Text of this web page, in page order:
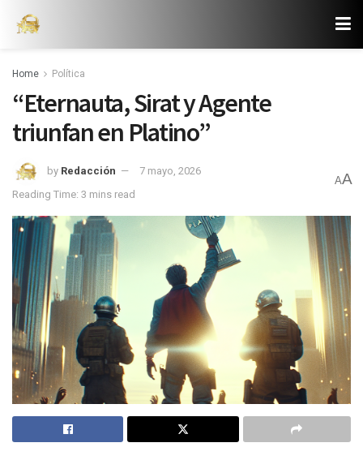
Home Política
“Eternauta, Sirat y Agente
triunfan en Platino”
by Redacción
7 mayo, 2026
Reading Time: 3 mins read
AA